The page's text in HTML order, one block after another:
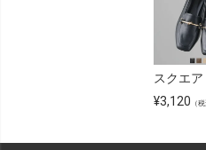
¥3,120 （